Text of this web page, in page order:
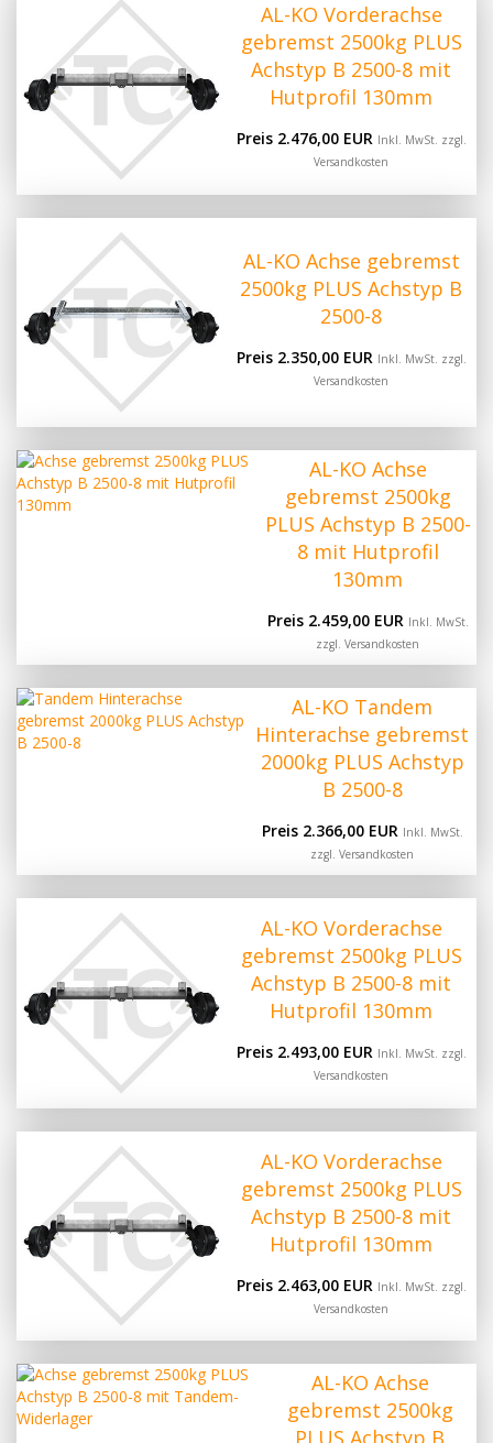
AL-KO Vorderachse
gebremst 2500kg PLUS
Achstyp B 2500-8 mit
Hutprofil 130mm
Preis 2.476,00 EUR Inkl. MwSt. zzgl.
Versandkosten
AL-KO Achse gebremst
2500kg PLUS Achstyp B
2500-8
Preis 2.350,00 EUR Inkl. MwSt. zzgl.
Versandkosten
AL-KO Achse
gebremst 2500kg
PLUS Achstyp B 2500-
8 mit Hutprofil
130mm
Preis 2.459,00 EUR Inkl. MwSt.
zzgl.Versandkosten
AL-KO Tandem
Hinterachse gebremst
2000kg PLUS Achstyp
B 2500-8
Preis 2.366,00 EUR Inkl. MwSt.
zzgl.Versandkosten
AL-KO Vorderachse
gebremst 2500kg PLUS
Achstyp B 2500-8 mit
Hutprofil 130mm
Preis 2.493,00 EUR Inkl. MwSt. zzgl.
Versandkosten
AL-KO Vorderachse
gebremst 2500kg PLUS
Achstyp B 2500-8 mit
Hutprofil 130mm
Preis 2.463,00 EUR Inkl. MwSt. zzgl.
Versandkosten
AL-KO Achse
gebremst 2500kg
PLUS Achstyp B